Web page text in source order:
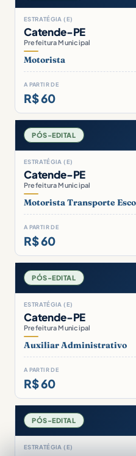
ESTRATÉGIA (E)
Catende-PE
Prefeitura Municipal
Motorista
A PARTIR DE
R$ 60
PÓS-EDITAL
ESTRATÉGIA (E)
Catende-PE
Prefeitura Municipal
Motorista Transporte
A PARTIR DE
R$ 60
PÓS-EDITAL
ESTRATÉGIA (E)
Catende-PE
Prefeitura Municipal
Auxiliar Administrativo
A PARTIR DE
R$ 60
PÓS-EDITAL
ESTRATÉGIA (E)
Responde